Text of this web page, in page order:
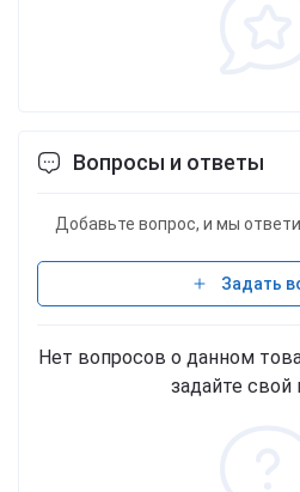
Вопросы и ответы
Добавьте вопрос, и мы
Задать
Нет вопросов о данном
задайте свой